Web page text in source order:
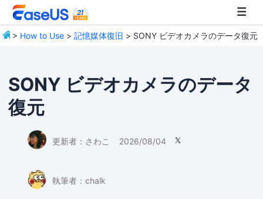
> How to Use >記憶媒体復旧 > SONY ビデオカメラのデータ復元
SONY ビデオカメラのデータ
復元
更新者： さわこ 2026/08/04 
執筆者： chalk